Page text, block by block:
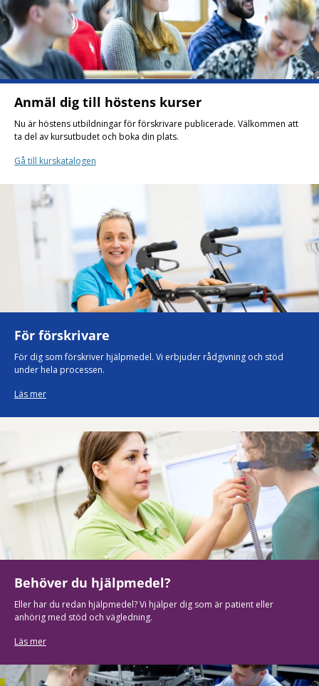
Anmäl dig till höstens kurser
Nu är höstens utbildningar för förskrivare publicerade. Välkommen att
ta del av kursutbudet och boka din plats.
Gå till kurskatalogen
För förskrivare
För dig som förskriver hjälpmedel. Vi erbjuder rådgivning och stöd
under hela processen.
Läs mer
Behöver du hjälpmedel?
Eller har du redan hjälpmedel? Vi hjälper dig som är patient eller
anhörig med stöd och vägledning.
Läs mer